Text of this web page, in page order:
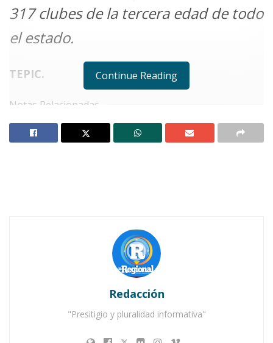
317 clubes de la tercera edad de todo
el estado.
TEPIC.
Notas Relacionadas
DIF Nayarit transforma vidas con cirugías,
olimpiadas y nuevas oportunidades de empleo
a presidenta del sistema
doctora Beatriz Estrada Martínez,
encabezó la capacitación “La Rueda de
la Vida, un Equilibrio para Aceptarnos en la
Grande y dirigida a las y los enlaces
Continue Reading
Redacción
"Presitigio y pluralidad informativa"